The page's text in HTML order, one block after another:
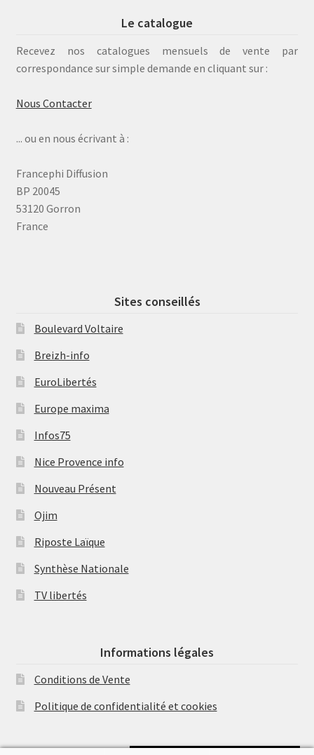
Le catalogue
Recevez nos catalogues mensuels de vente par
correspondance sur simple demande en cliquant sur :
Nous Contacter
... ou en nous écrivant à :
Francephi Diffusion
BP 20045
53120 Gorron
France
Sites conseillés
Boulevard Voltaire
Breizh-info
EuroLibertés
Europe maxima
Infos75
Nice Provence info
Nouveau Présent
Ojim
Riposte Laïque
Synthèse Nationale
TV libertés
Informations légales
Conditions de Vente
Politique de confidentialité et cookies